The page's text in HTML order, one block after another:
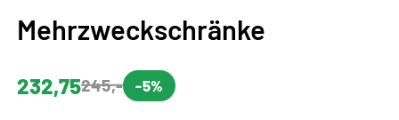
Mehrzweckschränke
232,75245,- -5%